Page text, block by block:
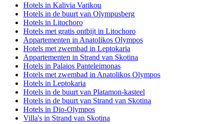
Hotels in Kalivia Varikou
Hotels in de buurt van Olympusberg
Hotels in Litochoro
Hotels met gratis ontbijt in Litochoro
Appartementen in Anatolikos Olympos
Hotels met zwembad in Leptokaria
Appartementen in Strand van Skotina
Hotels in Palaios Panteleimonas
Hotels met zwembad in Anatolikos Olympos
Hotels in Leptokaria
Hotels in de buurt van Platamon-kasteel
Hotels in de buurt van Strand van Skotina
Hotels in Dio-Olympos
Villa's in Strand van Skotina